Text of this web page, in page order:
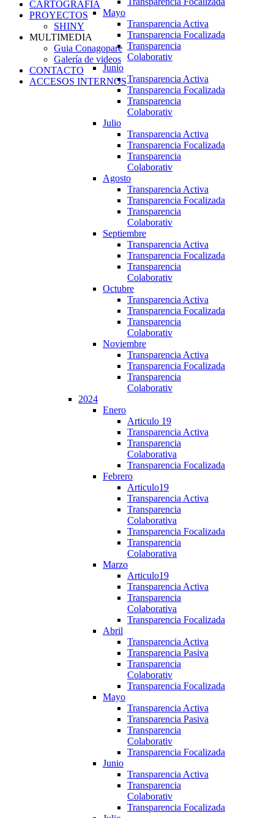
Mayo
Transparencia Activa
Transparencia Focalizada
Transparencia
Colaborativ
Junio
Transparencia Activa
Transparencia Focalizada
Transparencia
Colaborativ
Julio
Transparencia Activa
Transparencia Focalizada
Transparencia
Colaborativ
Agosto
Transparencia Activa
Transparencia Focalizada
Transparencia
Colaborativ
Septiembre
Transparencia Activa
Transparencia Focalizada
Transparencia
Colaborativ
Octubre
Transparencia Activa
Transparencia Focalizada
Transparencia
Colaborativ
Noviembre
Transparencia Activa
Transparencia Focalizada
Transparencia
Colaborativ
2024
Enero
Articulo 19
Transparencia Activa
Transparencia
Colaborativa
Transparencia Focalizada
Febrero
Articulo19
Transparencia Activa
Transparencia
Colaborativa
Transparencia Focalizada
Transparencia
Colaborativa
Marzo
Articulo19
Transparencia Activa
Transparencia
Colaborativa
Transparencia Focalizada
Abril
Transparencia Activa
Transparencia Pasiva
Transparencia
Colaborativ
Transparencia Focalizada
Mayo
Transparencia Activa
Transparencia Pasiva
Transparencia
Colaborativ
Transparencia Focalizada
Junio
Transparencia Activa
Transparencia
Colaborativ
Transparencia Focalizada
CARTOGRAFIA
PROYECTOS
SHINY
MULTIMEDIA
Guia Conagopare
Galería de videos
CONTACTO
ACCESOS INTERNOS